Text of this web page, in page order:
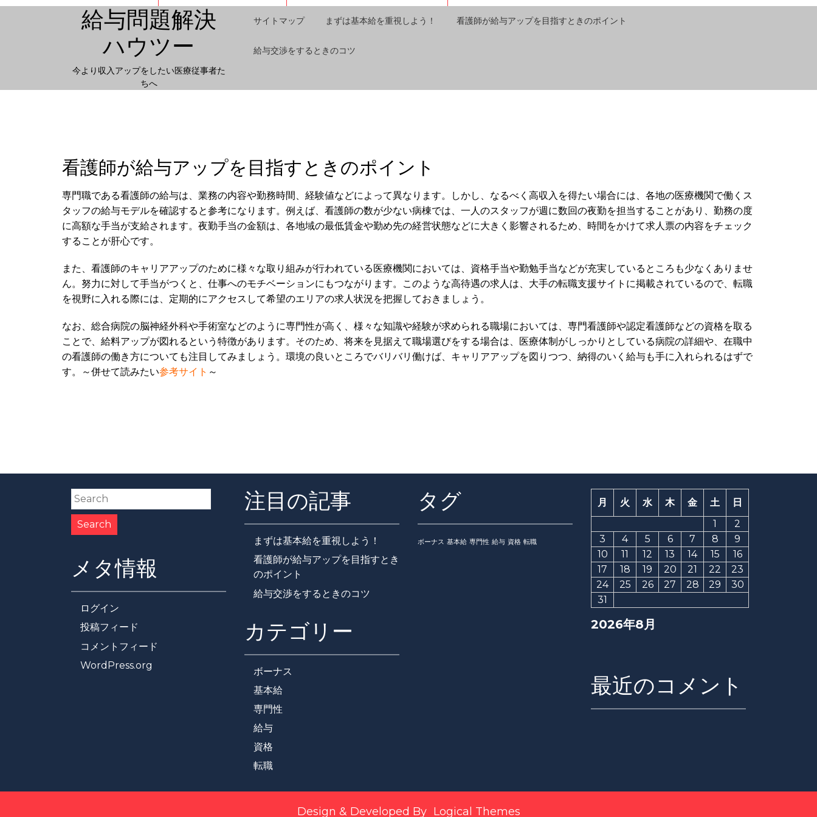
給与問題解決
ハウツー
今より収入アップをしたい医療従事者た
ちへ
サイトマップ まずは基本給を重視しよう！ 看護師が給与アップを目指すときのポイント
給与交渉をするときのコツ
看護師が給与アップを目指すときのポイント
専門職である看護師の給与は、業務の内容や勤務時間、経験値などによって異なります。しかし、なるべく高収入を得たい場合には、各地の医療機関で働くス
タッフの給与モデルを確認すると参考になります。例えば、看護師の数が少ない病棟では、一人のスタッフが週に数回の夜勤を担当することがあり、勤務の度
に高額な手当が支給されます。夜勤手当の金額は、各地域の最低賃金や勤め先の経営状態などに大きく影響されるため、時間をかけて求人票の内容をチェック
することが肝心です。
また、看護師のキャリアアップのために様々な取り組みが行われている医療機関においては、資格手当や勤勉手当などが充実しているところも少なくありませ
ん。努力に対して手当がつくと、仕事へのモチベーションにもつながります。このような高待遇の求人は、大手の転職支援サイトに掲載されているので、転職
を視野に入れる際には、定期的にアクセスして希望のエリアの求人状況を把握しておきましょう。
なお、総合病院の脳神経外科や手術室などのように専門性が高く、様々な知識や経験が求められる職場においては、専門看護師や認定看護師などの資格を取る
ことで、給料アップが図れるという特徴があります。そのため、将来を見据えて職場選びをする場合は、医療体制がしっかりとしている病院の詳細や、在職中
の看護師の働き方についても注目してみましょう。環境の良いところでバリバリ働けば、キャリアアップを図りつつ、納得のいく給与も手に入れられるはずで
す。～併せて読みたい参考サイト ～
メタ情報
ログイン
投稿フィード
コメントフィード
WordPress.org
注目の記事
まずは基本給を重視しよう！
看護師が給与アップを目指すとき
のポイント
給与交渉をするときのコツ
カテゴリー
ボーナス
基本給
専門性
給与
資格
転職
タグ
ボーナス 基本給 専門性 給与 資格 転職
2026年8月
月 火 水 木 金 土
日
1
2
3
4 5 6 7 8
9
10
11 12 13 14 15
16
17
18 19 20 21 22
23
24
25 26 27 28 29
30
31
最近のコメント
Design & Developed By Logical Themes